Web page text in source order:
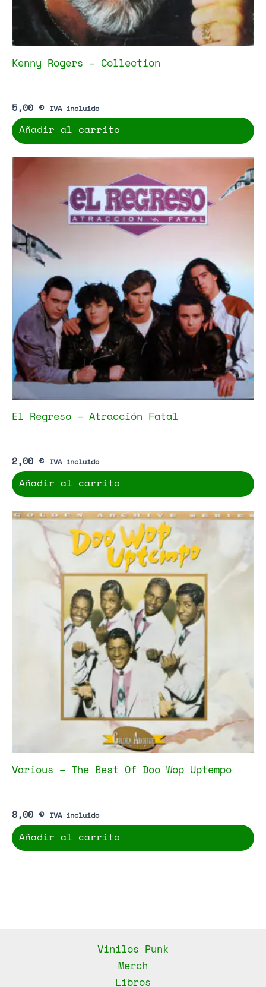
Kenny Rogers – Collection
5,00 € IVA incluido
Añadir al carrito
El Regreso – Atracción Fatal
2,00 € IVA incluido
Añadir al carrito
Various – The Best Of Doo Wop Uptempo
8,00 € IVA incluido
Añadir al carrito
Vinilos Punk
Merch
Libros